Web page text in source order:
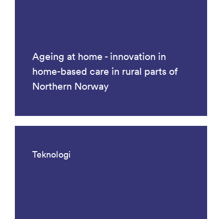
Ageing at home - innovation in
home-based care in rural parts of
Northern Norway
Teknologi